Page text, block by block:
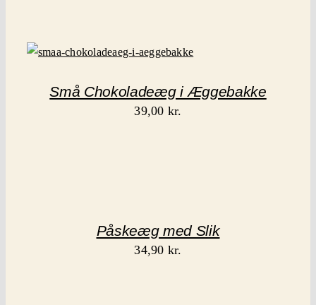
Små Chokoladeæg i Æggebakke
39,00 kr.
Påskeæg med Slik
34,90 kr.